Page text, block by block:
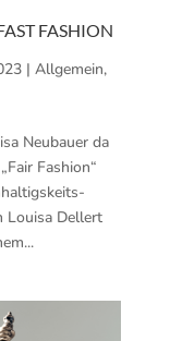
FASHION
| Allgemein,
Neubauer da
Fashion“
Louisa Dellert